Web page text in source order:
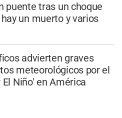
puente tras un choque
un muerto y varios
advierten graves
meteorológicos por el
El Niño' en América